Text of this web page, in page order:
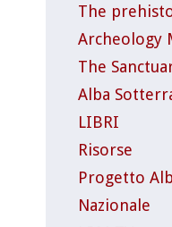
The
Archeology
The
Alba
LIBRI
Risorse
Progetto
Nazionale